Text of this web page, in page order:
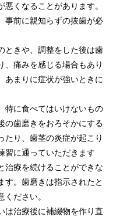
くなることがあります。
事前に親知らずの抜歯が必
ときや、調整をした後は歯
、痛みを感じる場合もあり
あまりに症状が強いときに
特に食べてはいけないもの
の歯磨きをおろそかにする
たり、歯茎の炎症が起こり
習に通っていただきます
治療を続けることができな
す。歯磨きは指示されたと
ださい。
は治療後に補綴物を作り直